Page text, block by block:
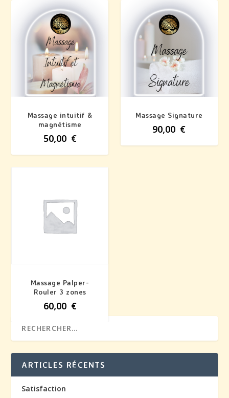
Massage intuitif &
magnétisme
50,00 €
Massage Signature
90,00 €
Massage Palper-
Rouler 3 zones
60,00 €
ARTICLES RÉCENTS
Satisfaction